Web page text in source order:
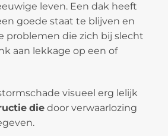
leven. Een dak heeft
goede staat te blijven en
problemen die zich bij slecht
aan lekkage op een of
visueel erg lelijk
die door verwaarlozing